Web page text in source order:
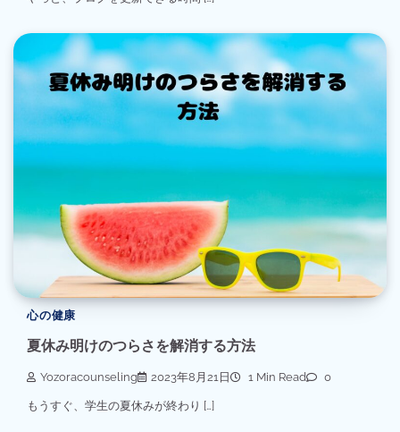
心の健康
夏休み明けのつらさを解消する方法
Yozoracounseling 2023年8月21日 1 Min Read 0
もうすぐ、学生の夏休みが終わり […]